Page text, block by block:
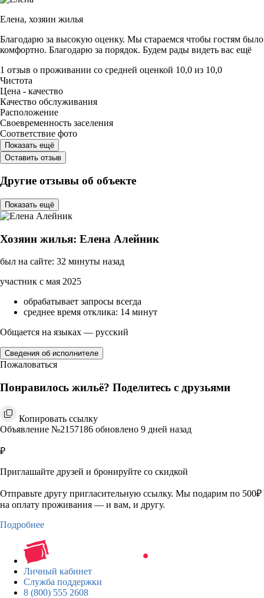
Елена, хозяин жилья
Благодарю за высокую оценку. Мы стараемся чтобы гостям было
комфортно. Благодарю за порядок. Будем рады видеть вас ещё
1 отзыв о проживании со средней оценкой 10,0 из 10,0
Чистота
Цена - качество
Качество обслуживания
Расположение
Своевременность заселения
Соответствие фото
Показать ещё
Оставить отзыв
Другие отзывы об объекте
Показать ещё
Хозяин жилья: Елена Алейник
был на сайте: 32 минуты назад
участник с мая 2025
обрабатывает запросы всегда
среднее время отклика: 14 минут
Общается на языках — русский
Сведения об исполнителе
Пожаловаться
Понравилось жильё? Поделитесь с друзьями
Копировать ссылку
Объявление №2157186 обновлено 9 дней назад
₽
Приглашайте друзей и бронируйте со скидкой
Отправьте другу пригласительную ссылку. Мы подарим по 500₽
на оплату проживания — и вам, и другу.
Подробнее
Личный кабинет
Служба поддержки
8 (800) 555 2608